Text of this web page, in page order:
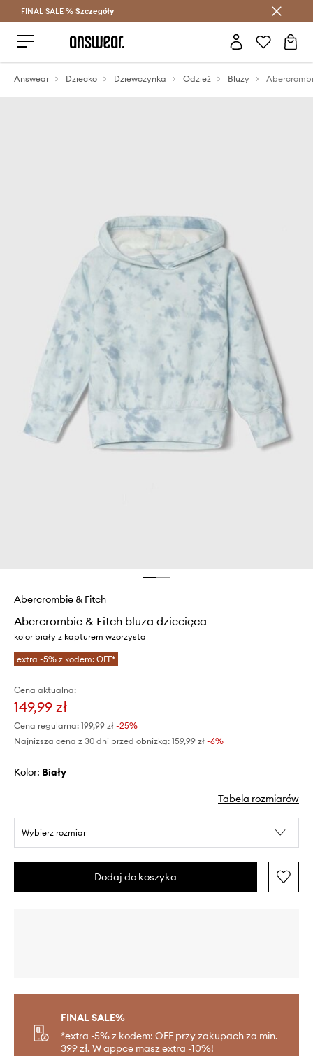
Oszczędzaj z Answear Club >
FINAL SALE % Szczegóły
Answear Dziecko Dziewczynka Odzież Bluzy
Abercrombie & Fitch
Abercrombie & Fitch bluza dziecięca
kolor biały z kapturem wzorzysta
extra -5% z kodem: OFF*
Cena aktualna:
149,99 zł
Cena regularna: 199,99 zł -25%
Najniższa cena z 30 dni przed obniżką: 159,99 zł -6%
Kolor: biały
Tabela rozmiarów
Wybierz rozmiar
Dodaj do koszyka
FINAL SALE%
*extra -5% z kodem: OFF przy zakupach za min.
399 zł. W appce masz extra -10%!